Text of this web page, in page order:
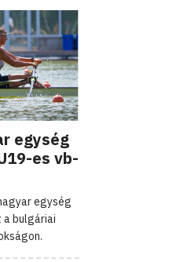
egység
es vb-
egység
bulgáriai